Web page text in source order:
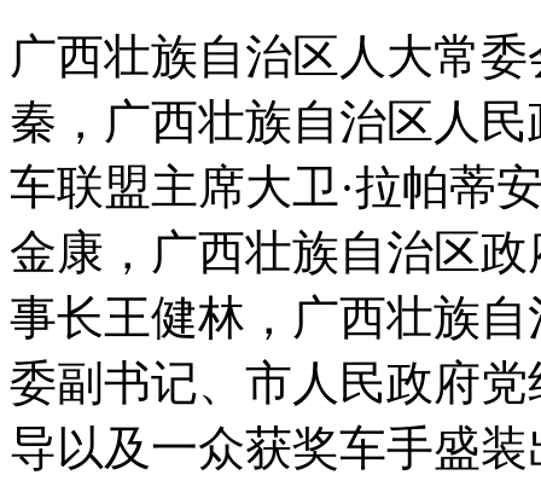
广西壮族自治区人大常
秦，广西壮族自治区人
车联盟主席大卫·拉帕蒂
金康，广西壮族自治区
事长王健林，广西壮族
委副书记、市人民政府
导以及一众获奖车手盛